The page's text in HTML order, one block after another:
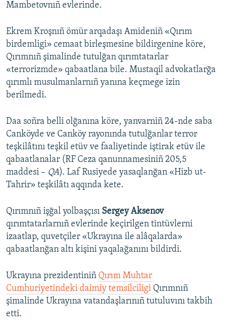
Mambetovnıñ evlerinde.
Ekrem Kroşnıñ ömür arqadaşı Amideniñ «Qırım
birdemligi» cemaat birleşmesine bildirgenine köre,
Qırımnıñ şimalinde tutulğan qırımtatarlar
«terrorizmde» qabaatlana bile. Mustaqil advokatlarğa
qırımlı musulmanlarnıñ yanına keçmege izin
berilmedi.
Daa soñra belli olğanına köre, yanvarniñ 24-nde saba
Canköyde ve Canköy rayonında tutulğanlar terror
teşkilâtını teşkil etüv ve faaliyetinde iştirak etüv ile
qabaatlanalar (RF Ceza qanunnamesiniñ 205,5
maddesi – QA). Laf Rusiyede yasaqlanğan «Hizb ut-
Tahrir» teşkilâtı aqqında kete.
Qırımnıñ işğal yolbaşçısı Sergey Aksenov
qırımtatarlarnıñ evlerinde keçirilgen tintüvlerni
izaatlap, quvetçiler «Ukrayına ile alâqalarda»
qabaatlanğan altı kişini yaqalağanını bildirdi.
Ukrayına prezidentiniñ Qırım Muhtar
Cumhuriyetindeki daimiy temsilciligi Qırımnıñ
şimalinde Ukrayına vatandaşlarınıñ tutuluvını takbih
etti.